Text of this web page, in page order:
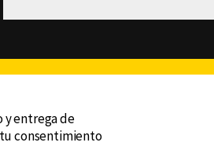
y entrega de
consentimiento